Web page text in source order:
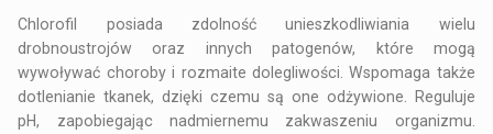
Chlorofil posiada zdolność unieszkodliwiania wielu
drobnoustrojów oraz innych patogenów, które mogą
wywoływać choroby i rozmaite dolegliwości. Wspomaga także
dotlenianie tkanek, dzięki czemu są one odżywione. Reguluje
pH, zapobiegając nadmiernemu zakwaszeniu organizmu.